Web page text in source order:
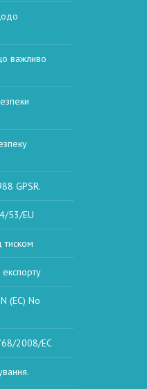
важливо
GPSR.
53/EU
тиском
(EC) No
2008/EC